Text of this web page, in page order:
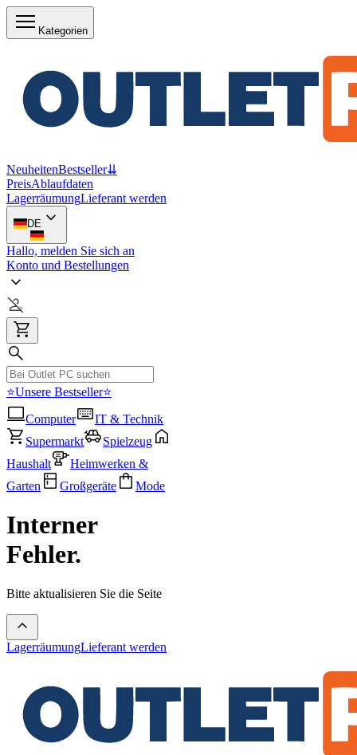
Kategorien
NeuheitenBestseller⇊
PreisAblaufdaten
LagerräumungLieferant werden
DE
Hallo, melden Sie sich an
Konto und Bestellungen
⭐Unsere Bestseller⭐
Computer
IT & Technik
Supermarkt
Spielzeug
Haushalt
Heimwerken &
Garten
Großgeräte Mode
Interner
Fehler.
Bitte aktualisieren Sie die Seite
LagerräumungLieferant werden